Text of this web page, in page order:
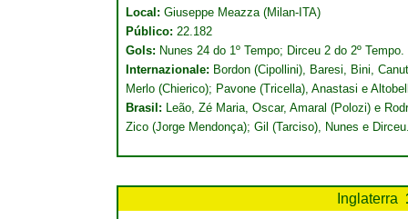
Local: Giuseppe Meazza (Milan-ITA)
Público: 22.182
Gols: Nunes 24 do 1º Tempo; Dirceu 2 do 2º Tempo.
Internazionale: Bordon (Cipollini), Baresi, Bini,
Merlo (Chierico); Pavone (Tricella), Anastasi e
Brasil: Leão, Zé Maria, Oscar, Amaral (Polozi) e
Zico (Jorge Mendonça); Gil (Tarciso), Nunes e
Inglaterra